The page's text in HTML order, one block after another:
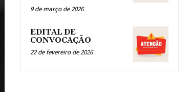
9 de março de 2026
EDITAL DE
CONVOCAÇÃO
22 de fevereiro de 2026